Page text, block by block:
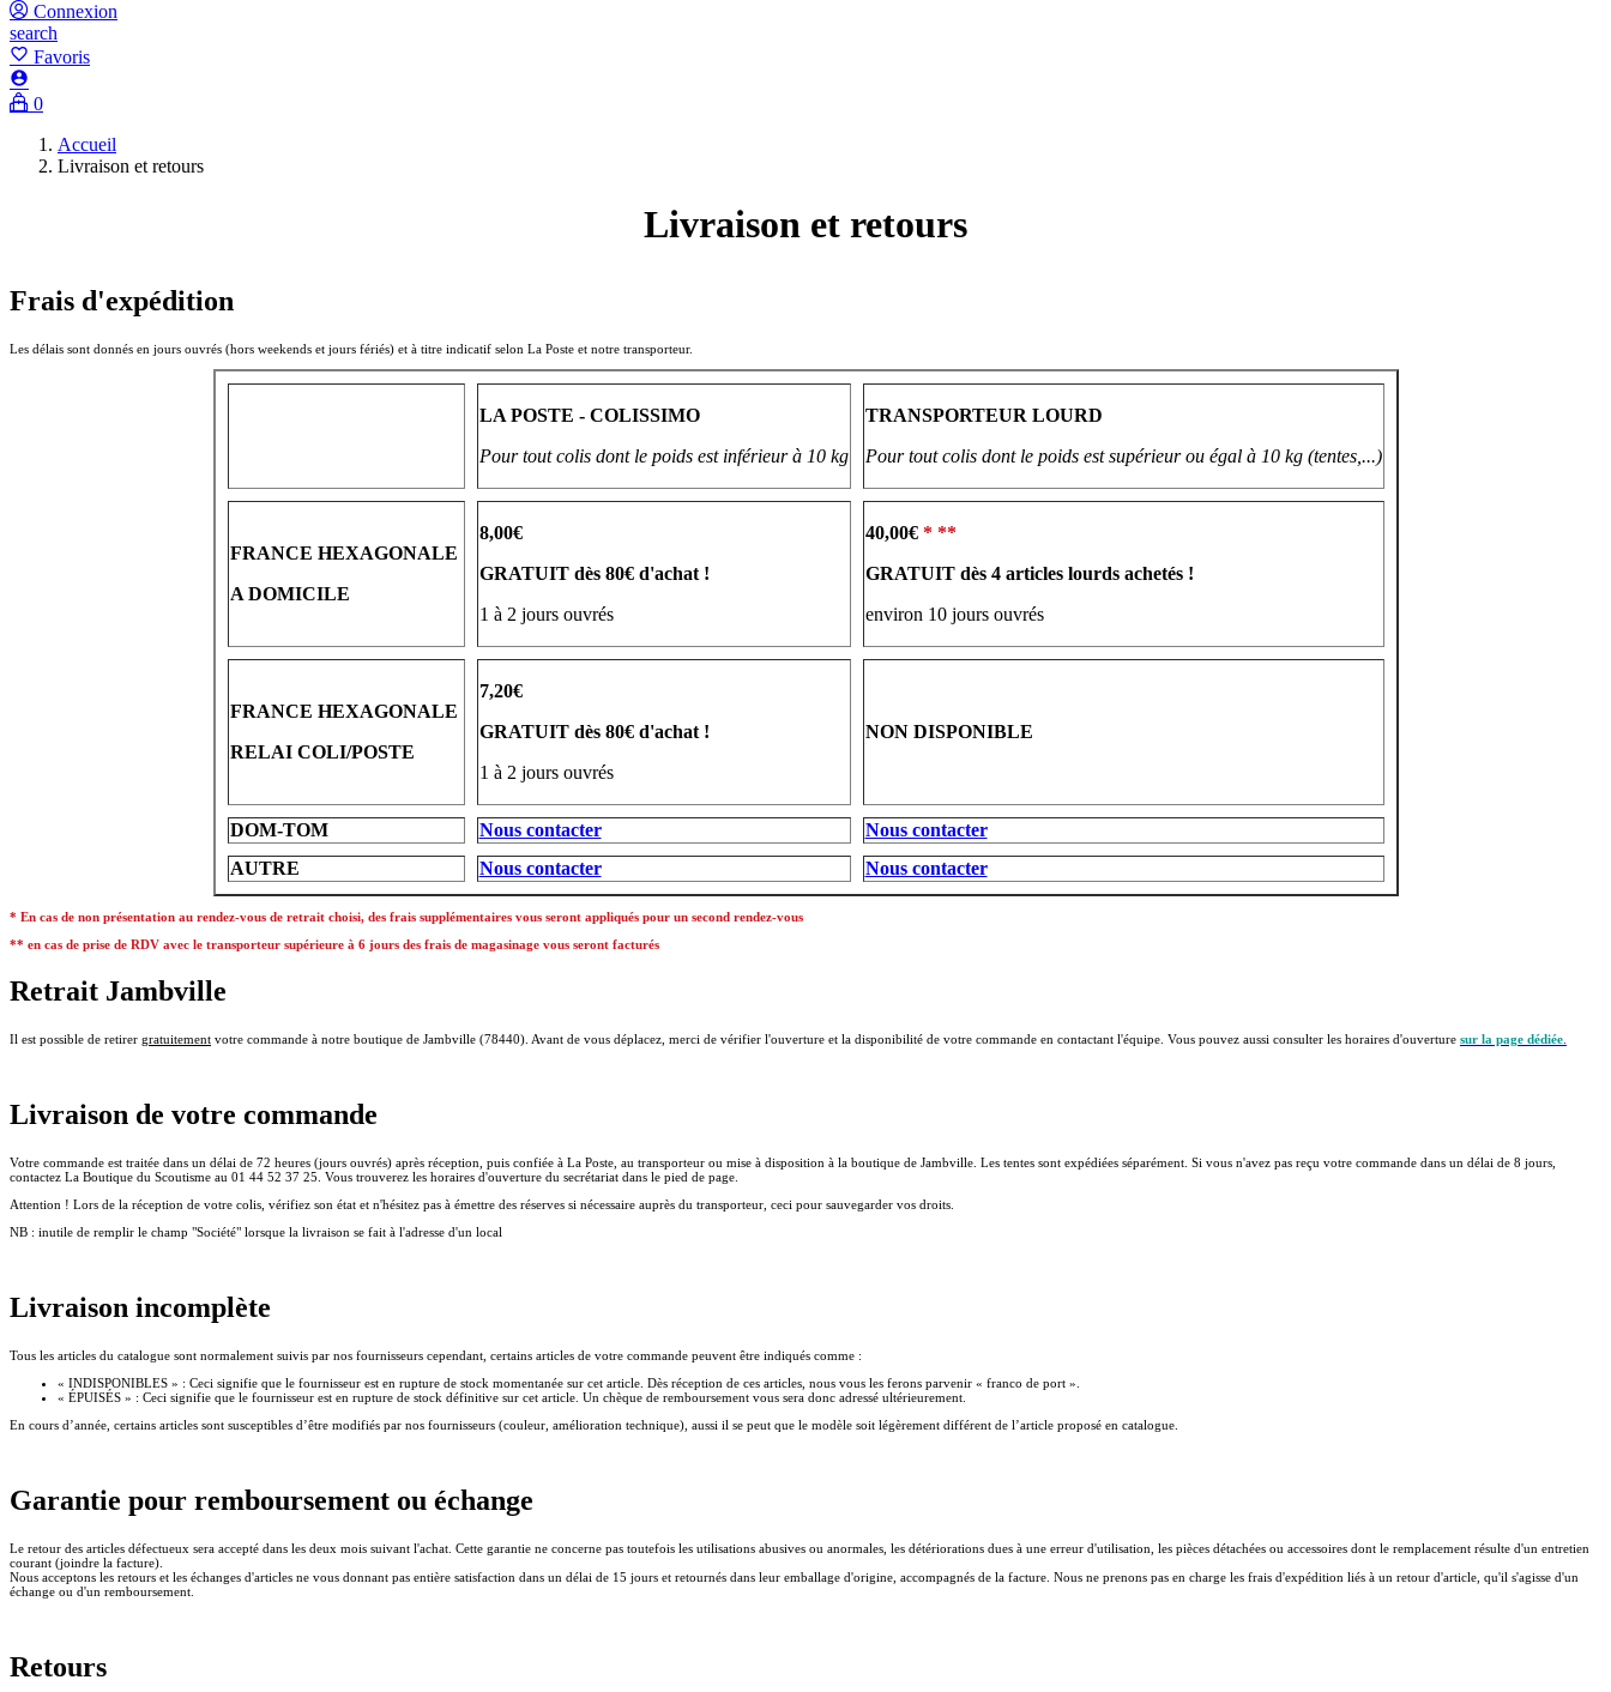
Connexion
search
favorite_border Favoris

0
Accueil
Livraison et retours
Livraison et retours
Frais d'expédition
Les délais sont donnés en jours ouvrés (hors weekends et jours fériés) et à titre indicatif selon La Poste et notre transporteur.
LA POSTE - COLISSIMO
Pour tout colis dont le poids est inférieur à 10 kg
TRANSPORTEUR LOURD
Pour tout colis dont le poids est supérieur ou égal à 10 kg (tentes,...)
FRANCE HEXAGONALE
A DOMICILE
8,00€
GRATUIT dès 80€ d'achat !
1 à 2 jours ouvrés
40,00€ * **
GRATUIT dès 4 articles lourds achetés !
environ 10 jours ouvrés
FRANCE HEXAGONALE
RELAI COLI/POSTE
7,20€
GRATUIT dès 80€ d'achat !
1 à 2 jours ouvrés
NON DISPONIBLE
DOM-TOM Nous contacter
Nous contacter
AUTRE
Nous contacter Nous contacter
* En cas de non présentation au rendez-vous de retrait choisi, des frais supplémentaires vous seront appliqués pour un second rendez-vous
** en cas de prise de RDV avec le transporteur supérieure à 6 jours des frais de magasinage vous seront facturés
Retrait Jambville
Il est possible de retirer gratuitement votre commande à notre boutique de Jambville (78440). Avant de vous déplacez, merci de vérifier l'ouverture et la disponibilité de votre commande en contactant l'équipe. Vous pouvez aussi consulter les horaires d'ouverture sur la page dédiée
Livraison de votre commande
Votre commande est traitée dans un délai de 72 heures (jours ouvrés) après réception, puis confiée à La Poste, au transporteur ou mise à disposition à la boutique de Jambville. Les tentes sont expédiées séparément. Si vous n'avez pas reçu votre commande dans un délai de 8 jours,
contactez La Boutique du Scoutisme au 01 44 52 37 25. Vous trouverez les horaires d'ouverture du secrétariat dans le pied de page.
Attention ! Lors de la réception de votre colis, vérifiez son état et n'hésitez pas à émettre des réserves si nécessaire auprès du transporteur, ceci pour sauvegarder vos droits.
NB : inutile de remplir le champ "Société" lorsque la livraison se fait à l'adresse d'un local
Livraison incomplète
Tous les articles du catalogue sont normalement suivis par nos fournisseurs cependant, certains articles de votre commande peuvent être indiqués comme :
« INDISPONIBLES » : Ceci signifie que le fournisseur est en rupture de stock momentanée sur cet article. Dès réception de ces articles, nous vous les ferons parvenir « franco de port ».
« ÉPUISÉS » : Ceci signifie que le fournisseur est en rupture de stock définitive sur cet article. Un chèque de remboursement vous sera donc adressé ultérieurement.
En cours d’année, certains articles sont susceptibles d’être modifiés par nos fournisseurs (couleur, amélioration technique), aussi il se peut que le modèle soit légèrement différent de l’article proposé en catalogue.
Garantie pour remboursement ou échange
Le retour des articles défectueux sera accepté dans les deux mois suivant l'achat. Cette garantie ne concerne pas toutefois les utilisations abusives ou anormales, les détériorations dues à une erreur d'utilisation, les pièces détachées ou accessoires dont le remplacement résulte d'un entretien
courant (joindre la facture).
Nous acceptons les retours et les échanges d'articles ne vous donnant pas entière satisfaction dans un délai de 15 jours et retournés dans leur emballage d'origine, accompagnés de la facture. Nous ne prenons pas en charge les frais d'expédition liés à un retour d'article, qu'il s'agisse d'un
échange ou d'un remboursement.
Retours